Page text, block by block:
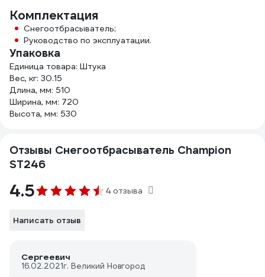
Комплектация
Снегоотбрасыватель;
Руководство по эксплуатации.
Упаковка
Единица товара: Штука
Вес, кг: 30.15
Длина, мм: 510
Ширина, мм: 720
Высота, мм: 530
Отзывы Снегоотбрасыватель Champion
ST246
4.5 4 отзыва
Написать отзыв
Сергеевич
16.02.2021г. Великий Новгород